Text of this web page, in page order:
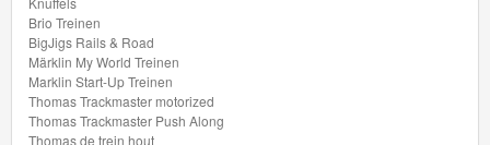
Brio Treinen
BigJigs Rails & Road
Märklin My World Treinen
Marklin Start-Up Treinen
Thomas Trackmaster motorized
Thomas Trackmaster Push Along
Thomas de trein hout